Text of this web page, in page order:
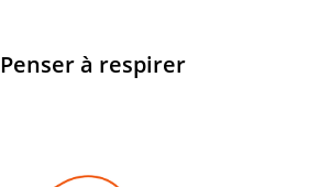
Penser à respirer